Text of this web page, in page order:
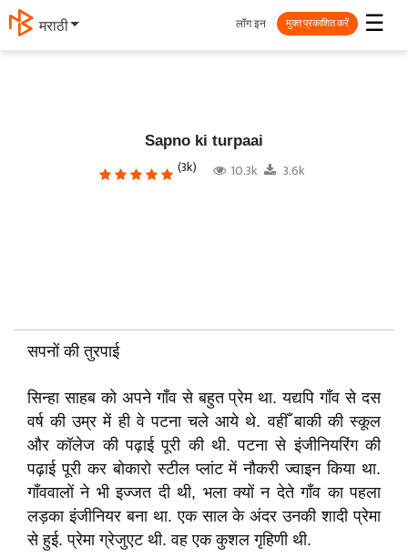
मराठी ☰
लॉग इन मुक्त प्रकाशित करें
Sapno ki turpaai
(3k) 10.3k 3.6k
सपनों की तुरपाई
सिन्हा साहब को अपने गाँव से बहुत प्रेम था.यद्यपि गाँव से दस
वर्ष की उम्र में ही वे पटना चले आये थे.वहीँ बाकी की स्कूल
और कॉलेज की पढ़ाई पूरी की थी.पटना से इंजीनियरिंग की
पढ़ाई पूरी कर बोकारो स्टील प्लांट में नौकरी ज्वाइन किया था.
गाँववालों ने भी इज्जत दी थी, भला क्यों न देते गाँव का पहला
लड़का इंजीनियर बना था.एक साल के अंदर उनकी शादी प्रेमा
से हुई.प्रेमा ग्रेजुएट थी.वह एक कुशल गृहिणी थी.